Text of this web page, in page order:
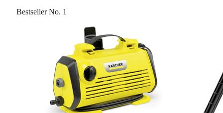
Bestseller No. 1